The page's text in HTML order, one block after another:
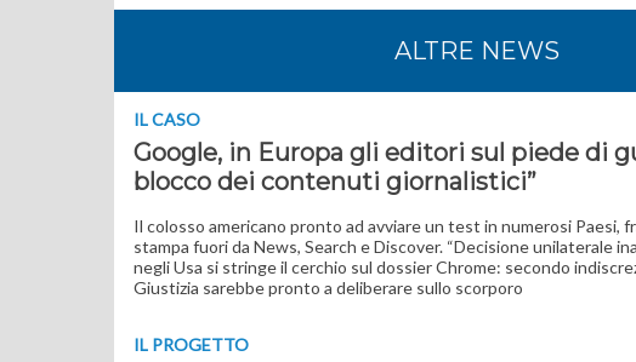
ALTRE NEWS
IL CASO
Google, in Europa gli editori sul piede di
blocco dei contenuti giornalistici”
Il colosso americano pronto ad avviare un test in numerosi Paesi,
stampa fuori da News, Search e Discover. “Decisione unilaterale
negli Usa si stringe il cerchio sul dossier Chrome: secondo
Giustizia sarebbe pronto a deliberare sullo scorporo
IL PROGETTO